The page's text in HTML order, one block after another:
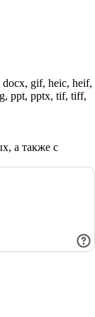
gif, heic, heif,
ppt, pptx, tif, tiff,
а также с